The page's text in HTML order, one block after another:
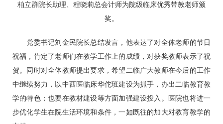
柏立群院长助理、程晓莉总会计师为院级临床优秀带教老师颁
奖。
党委书记刘金民院长总结发言，他表达了对全体老师的节日
祝福，肯定了老师们在教学工作上的成绩，对获奖教师表示了祝
贺。同时对全体教师提出要求，希望二临广大教师在今后的工作
中继续努力，以中西医临床华佗班建设为抓手，办出二临教育教
学的特色；也要在教材建设等方面加强建设投入。医院也将进一
步优化学生在院生活环境和条件，一如既往的加大对教育教学的